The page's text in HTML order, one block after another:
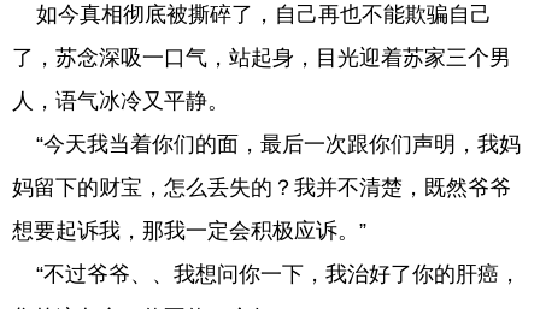
如今真相彻底被撕碎了，自己再也不能欺骗自己
了，苏念深吸一口气，站起身，目光迎着苏家三个男
人，语气冰冷又平静。
“今天我当着你们的面，最后一次跟你们声明，我妈
妈留下的财宝，怎么丢失的？我并不清楚，既然爷爷
想要起诉我，那我一定会积极应诉。”
“不过爷爷、、我想问你一下，我治好了你的肝癌，